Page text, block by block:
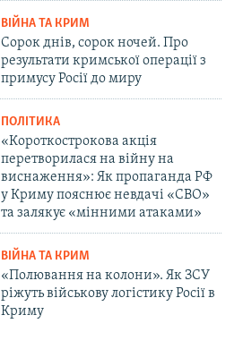
ВІЙНА ТА КРИМ
Сорок днів, сорок ночей. Про
результати кримської операції з
примусу Росії до миру
ПОЛІТИКА
«Короткострокова акція
перетворилася на війну на
виснаження»: Як пропаганда РФ
у Криму пояснює невдачі «СВО»
та залякує «мінними атаками»
ВІЙНА ТА КРИМ
«Полювання на колони». Як ЗСУ
ріжуть військову логістику Росії в
Криму